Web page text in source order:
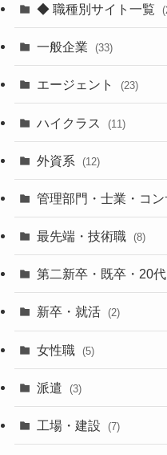
◆ 職種別サイト一覧
一般企業 (33)
エージェント (23)
ハイクラス (11)
外資系 (12)
管理部門・士業・コ
最先端・技術職 (8)
第二新卒・既卒・20代
新卒・就活 (2)
女性職 (5)
派遣 (3)
工場・建設 (7)